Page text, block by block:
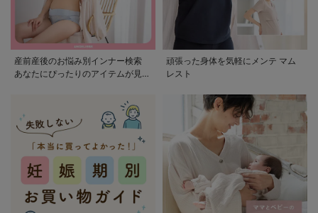
産前産後のお悩み別インナー検索
あなたにぴったりのアイテムが見つ
頑張った身体を気軽にメンテ マム
レスト